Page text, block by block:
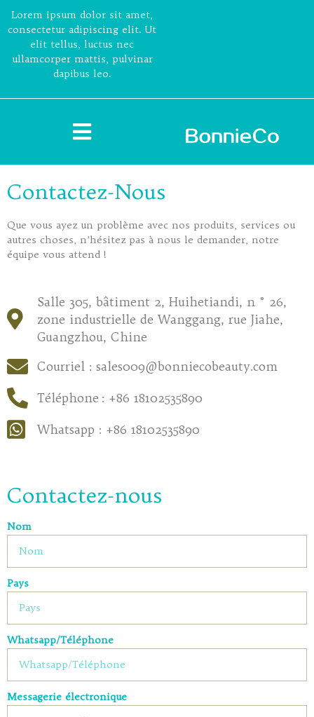
Lorem ipsum dolor sit amet,
consectetur adipiscing elit. Ut
elit tellus, luctus nec
ullamcorper mattis, pulvinar
dapibus leo.
Contactez-Nous
Que vous ayez un problème avec nos produits, services ou
autres choses, n’hésitez pas à nous le demander, notre
équipe vous attend !
Salle 305, bâtiment 2, Huihetiandi, n ° 26,
zone industrielle de Wanggang, rue Jiahe,
Guangzhou, Chine
Courriel : sales009@bonniecobeauty.com
Téléphone : +86 18102535890
Whatsapp : +86 18102535890
Contactez-nous
Nom
Pays
Whatsapp/Téléphone
Messagerie électronique